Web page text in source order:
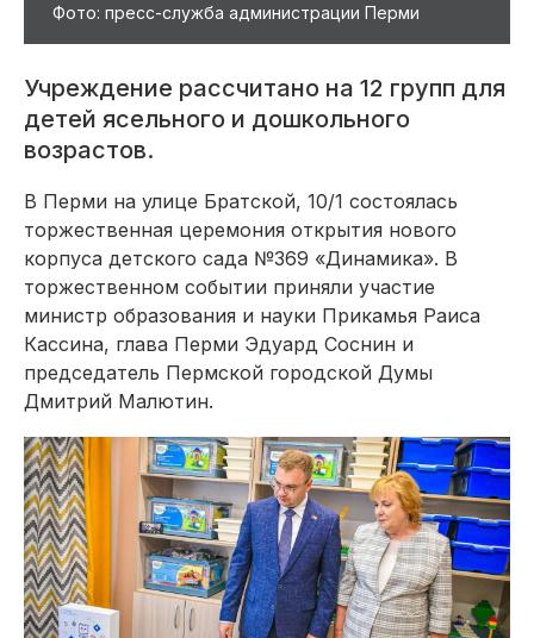
Фото: пресс-служба администрации Перми
Учреждение рассчитано на 12 групп для
детей ясельного и дошкольного
возрастов.
В Перми на улице Братской, 10/1 состоялась
торжественная церемония открытия нового
корпуса детского сада №369 «Динамика». В
торжественном событии приняли участие
министр образования и науки Прикамья Раиса
Каcсина, глава Перми Эдуард Соснин и
председатель Пермской городской Думы
Дмитрий Малютин.